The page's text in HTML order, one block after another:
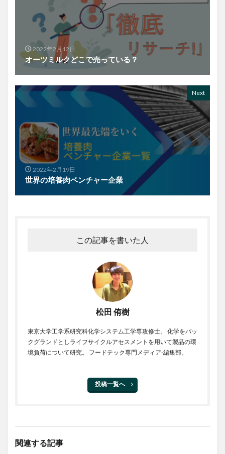
2022年2月12日
オーツミルクどこで売っている？
Next
2022年2月19日
世界の培養肉ベンチャー企業
この記事を書いた人
松田 侑樹
東京大学工学系研究科化学システム工学専攻修士。 化学をバッ
クグランドとしライフサイクルアセスメントを用いて製品の環
境負荷について研究。 フードテック専門メディア-編集部。
投稿一覧へ
関連する記事